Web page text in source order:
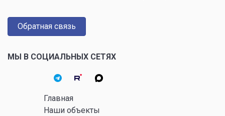
Обратная связь
МЫ В СОЦИАЛЬНЫХ СЕТЯХ
Главная
Наши объекты